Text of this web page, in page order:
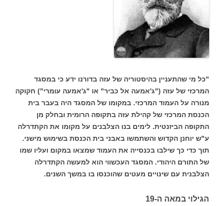
"כל מי שהתעניין בהיסטוריה של עזה בדורנו ידע כי במסגד
המרכזי של עזה ("ג'אמעה אל כביר" או "ג'אמעה עומרי") חקוקה
מנורה על העמוד המרכזי. במקומו של המסגד היה בעבר בית
הכנסת המרכזי של קהילת עזה בתקופה הרומית ובחלק מן
התקופה הביזנטית. לימים בנו הצלבנים על מקומו את הקתדרלה
ע"ש יוחנן הקדוש והשתמשו באבני בית הכנסת בשימוש מישני.
תוך כדי כך שילבו בכנסייה את העמוד שמצאו במקום ועליו שמו
של התורם היהודי. המסגד העכשווי הוא למעשה הקתדרלה
הצלבנית עם שינויים מעטים שהוכנסו בו במשך השנים.
הגילוי במאה ה-19